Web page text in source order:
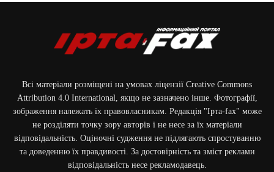
Всі матеріали розміщені на умовах ліцензії Creative Commons
Attribution 4.0 International, якщо не зазначено інше. Фотографії,
зображення належать їх правовласникам. Редакція "Ірта-fax" може
не розділяти точку зору авторів і не несе за їх матеріали
відповідальність. Оціночні судження не підлягають спростуванню
та доведенню їх правдивості. За достовірність та зміст реклами
відповідальність несе рекламодавець.